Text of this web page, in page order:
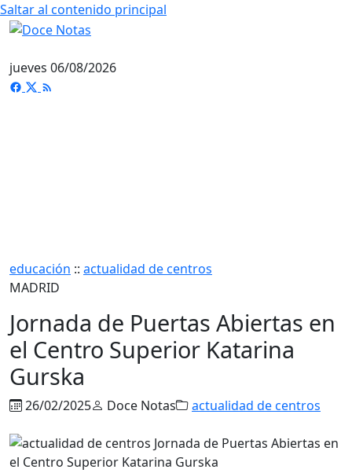
Saltar al contenido principal
jueves 06/08/2026
educación :: actualidad de centros
MADRID
Jornada de Puertas Abiertas en
el Centro Superior Katarina
Gurska
26/02/2025 Doce Notas actualidad de centros